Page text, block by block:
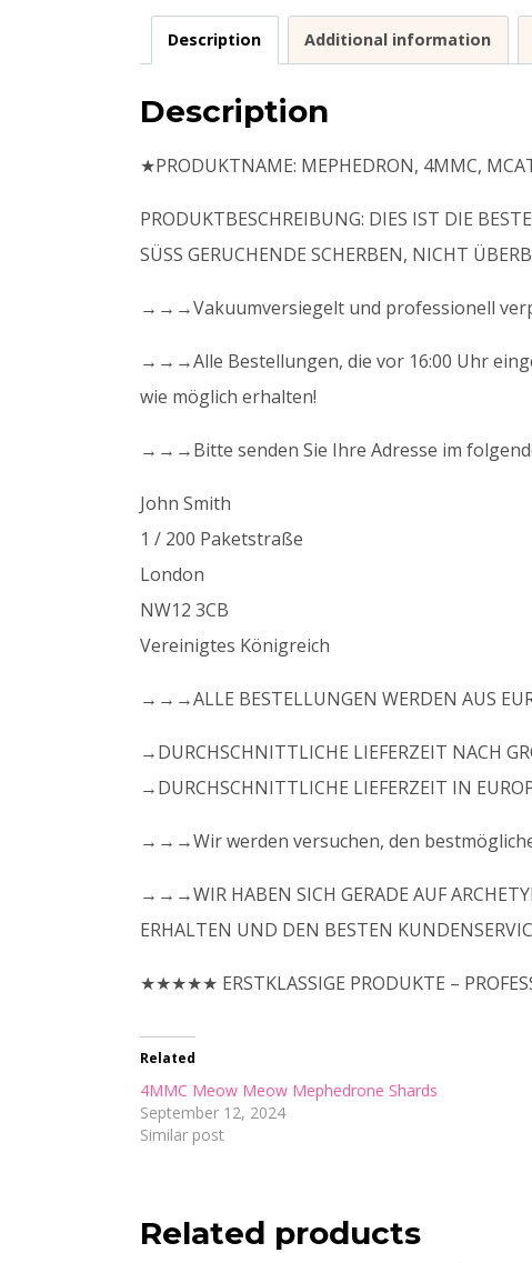
Description Additional information
Description
★PRODUKTNAME: MEPHEDRON, 4MMC,
PRODUKTBESCHREIBUNG: DIES IST DIE
SÜSS GERUCHENDE SCHERBEN, NICHT
→→→Vakuumversiegelt und professionell
→→→Alle Bestellungen, die vor 16:00 Uhr
wie möglich erhalten!
→→→Bitte senden Sie Ihre Adresse im
John Smith
1 / 200 Paketstraße
London
NW12 3CB
Vereinigtes Königreich
→→→ALLE BESTELLUNGEN WERDEN AUS
→DURCHSCHNITTLICHE LIEFERZEIT NACH
→DURCHSCHNITTLICHE LIEFERZEIT IN
→→→Wir werden versuchen, den
→→→WIR HABEN SICH GERADE AUF
ERHALTEN UND DEN BESTEN
★★★★★ ERSTKLASSIGE PRODUKTE –
Related
4MMC Meow Meow Mephedrone Shards
September 12, 2024
Similar post
Related products